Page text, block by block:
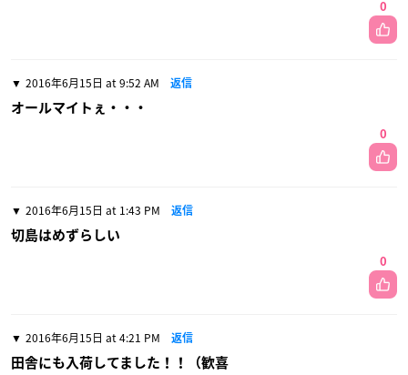
0
2016年6月15日 at 9:52 AM 返信
オールマイトぇ・・・
0
2016年6月15日 at 1:43 PM 返信
切島はめずらしい
0
2016年6月15日 at 4:21 PM 返信
田舎にも入荷してました！！（歓喜